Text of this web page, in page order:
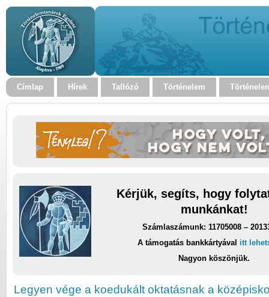
Címlap Hírek Tallózó Történelem
Kérjük, segíts, hogy
munkánkat!
Számlaszámunk: 11705008 –
A támogatás bankkártyával itt
Nagyon köszönjük.
Legyen vége a koedukált oktatásnak a